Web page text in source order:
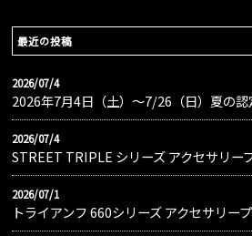
最近の投稿
2026/07/4
2026年7月4日（土）〜7/26（日）夏の
2026/07/4
STREET TRIPLE シリーズ アクセサリー
2026/07/1
トライアンフ 660シリーズ アクセサリー